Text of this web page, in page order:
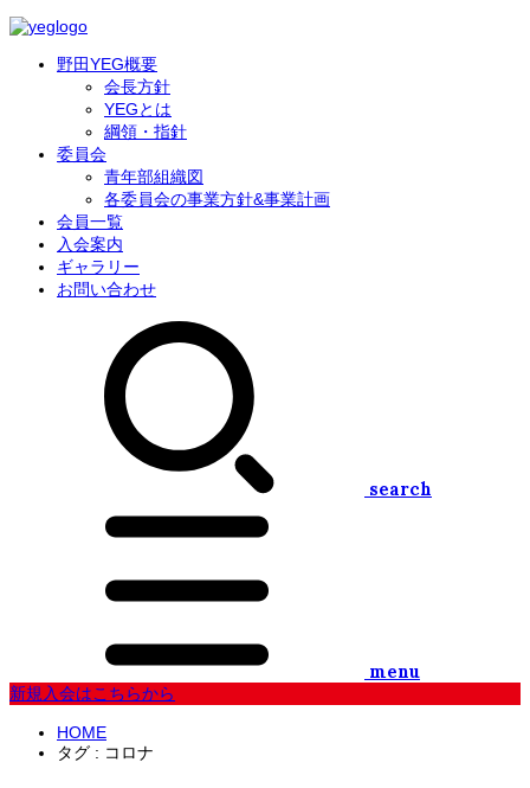
野田YEG概要
会長方針
YEGとは
綱領・指針
委員会
青年部組織図
各委員会の事業方針&事業計画
会員一覧
入会案内
ギャラリー
お問い合わせ
search
menu
新規入会はこちらから
HOME
タグ : コロナ